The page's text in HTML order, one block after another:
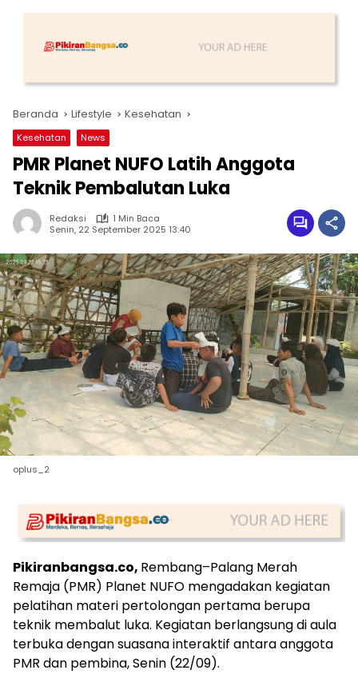
Beranda Lifestyle Kesehatan
Kesehatan News
PMR Planet NUFO Latih Anggota
Teknik Pembalutan Luka
Redaksi
1 Min Baca
Senin, 22 September 2025 13:40
oplus_2
Pikiranbangsa.co, Rembang–Palang Merah
Remaja (PMR) Planet NUFO mengadakan kegiatan
pelatihan materi pertolongan pertama berupa
teknik membalut luka. Kegiatan berlangsung di aula
terbuka dengan suasana interaktif antara anggota
PMR dan pembina, Senin (22/09).